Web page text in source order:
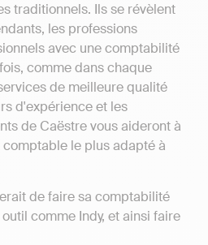
traditionnels. Ils se révèlent
les professions
avec une comptabilité
comme dans chaque
de meilleure qualité
d'expérience et les
de Caëstre vous aideront à
le plus adapté à
de faire sa comptabilité
outil comme Indy, et ainsi faire